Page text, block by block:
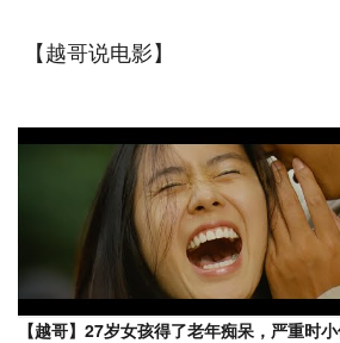
【越哥说电影】
【越哥】27岁女孩得了老年痴呆，严重时